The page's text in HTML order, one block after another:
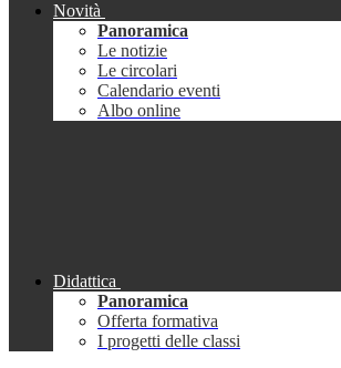
Novità
Panoramica
Le notizie
Le circolari
Calendario eventi
Albo online
Didattica
Panoramica
Offerta formativa
I progetti delle classi